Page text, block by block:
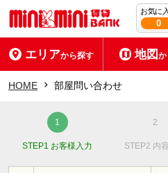
お気に
0
エリアから探す 地図
HOME 部屋問い合わせ
STEP1 お客様入力 STEP2 内